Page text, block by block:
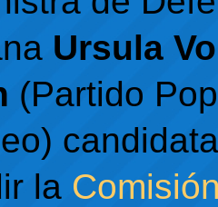
Ursula
(Partido
la